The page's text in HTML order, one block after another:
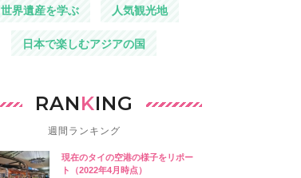
世界遺産を学ぶ 人気観光地
日本で楽しむアジアの国
RANKING
週間ランキング
現在のタイの空港の様子をリポー
ト（2022年4月時点）